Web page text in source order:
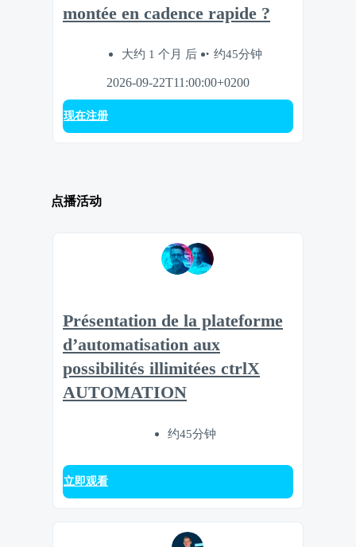
montée en cadence rapide ?
大约 1 个月 后 约45分钟
2026-09-22T11:00:00+0200
现在注册
点播活动
Présentation de la plateforme
d’automatisation aux
possibilités illimitées ctrlX
AUTOMATION
约45分钟
立即观看